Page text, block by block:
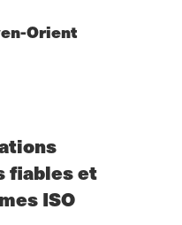
Orient
fiables et
ISO